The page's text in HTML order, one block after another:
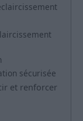
sécurisée
et renforcer